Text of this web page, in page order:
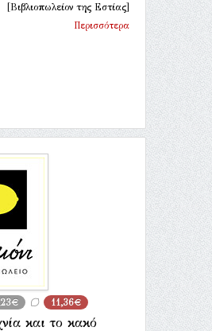
[Βιβλιοπωλείον της Εστίας]
Περισσότερα
11,36€
και το κακό